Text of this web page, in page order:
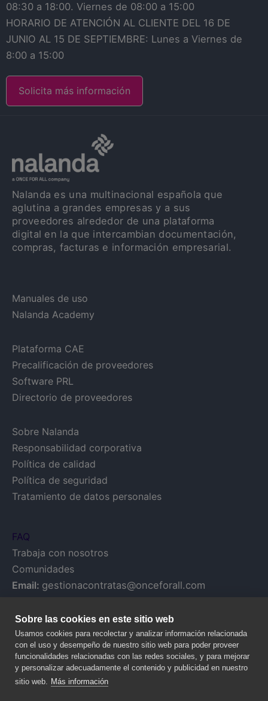
08:30 a 18:00. Viernes de 08:00 a 15:00
HORARIO DE ATENCIÓN AL CLIENTE DEL 16 DE
JUNIO AL 15 DE SEPTIEMBRE: Lunes a Viernes de
8:00 a 15:00
Solicita más información
Nalanda es una multinacional española que
aglutina a grandes empresas y a sus
proveedores alrededor de una plataforma
digital en la que intercambian documentación,
compras, facturas e información empresarial.
Manuales de uso
Nalanda Academy
Plataforma CAE
Precalificación de proveedores
Software PRL
Directorio de proveedores
Sobre Nalanda
Responsabilidad corporativa
Política de calidad
Política de seguridad
Tratamiento de datos personales
FAQ
Trabaja con nosotros
Comunidades
Email: gestionacontratas@onceforall.com
Sobre las cookies en este sitio web
Usamos cookies para recolectar y analizar información relacionada
con el uso y desempeño de nuestro sitio web para poder proveer
funcionalidades relacionadas con las redes sociales, y para mejorar
y personalizar adecuadamente el contenido y publicidad en nuestro
sitio web. Más información